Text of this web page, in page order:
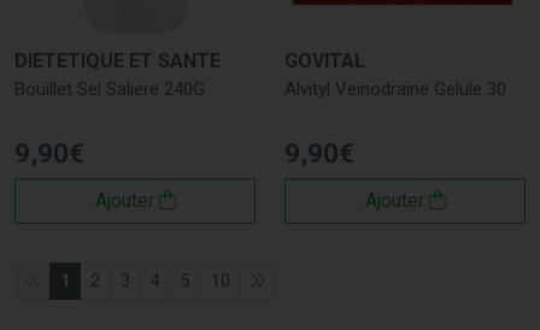
DIETETIQUE ET SANTE
Bouillet Sel Saliere 240G
9,90€
Ajouter
GOVITAL
Alvityl Veinodraine Gelule 30
9,90€
Ajouter
1 2 3 4 5 10